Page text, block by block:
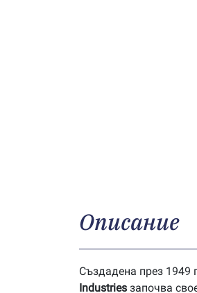
Описание
Създадена през 1949
Industries започва